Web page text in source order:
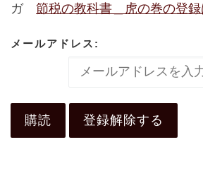
ガ 節税の教科書＿虎の巻の登
メールアドレス: